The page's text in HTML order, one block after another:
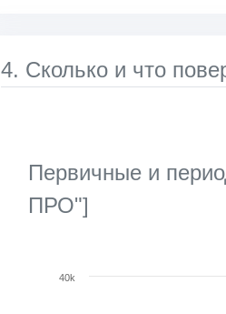
4. Сколько и что
Первичные и
ПРО"]
40k